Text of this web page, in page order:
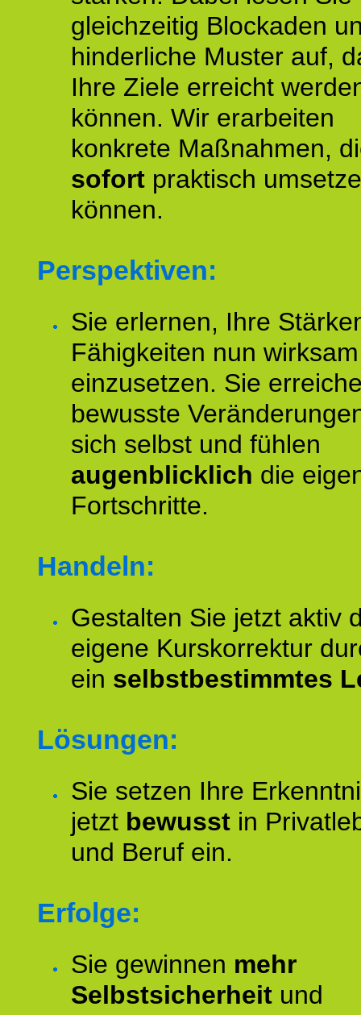
gleichzeitig Blockaden
hinderliche Muster auf,
Ihre Ziele erreicht
können. Wir erarbeiten
konkrete Maßnahmen,
sofort praktisch
können.
Perspektiven:
Sie erlernen, Ihre
Fähigkeiten nun wirksam
einzusetzen. Sie
bewusste
sich selbst und fühlen
augenblicklich die
Fortschritte.
Handeln:
Gestalten Sie jetzt aktiv
eigene Kurskorrektur
ein selbstbestimmtes
Lösungen:
Sie setzen Ihre
jetzt bewusst in
und Beruf ein.
Erfolge:
Sie gewinnen mehr
Selbstsicherheit und